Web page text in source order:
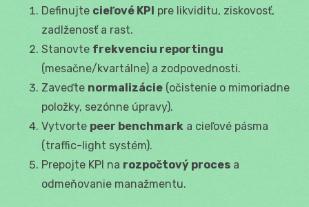
Definujte cieľové KPI pre likviditu, ziskovosť,
zadlženosť a rast.
Stanovte frekvenciu reportingu
(mesačne/kvartálne) a zodpovednosti.
Zaveďte normalizácie (očistenie o mimoriadne
položky, sezónne úpravy).
Vytvorte peer benchmark a cieľové pásma
(traffic-light systém).
Prepojte KPI na rozpočtový proces a
odmeňovanie manažmentu.